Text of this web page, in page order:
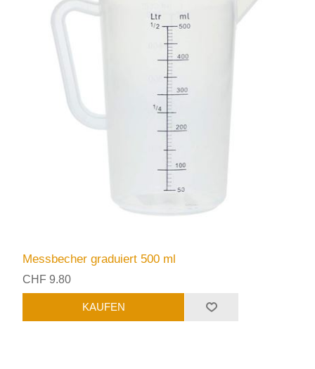
Messbecher graduiert 500 ml
CHF 9.80